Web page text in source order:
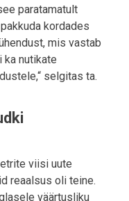
paratamatult
kordades
mis vastab
ka nutikate
selgitas ta.
viisi uute
reaalsus oli teine.
väärtusliku